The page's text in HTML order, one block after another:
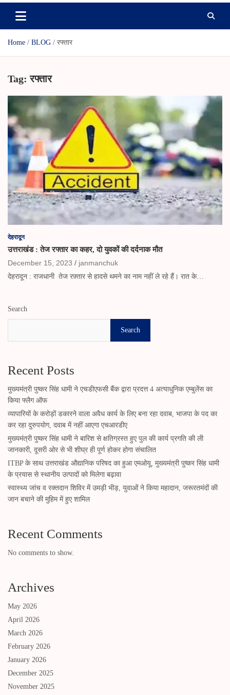
Home BLOG रफ्तार
Tag:रफ्तार
देहरादून
उत्तराखंड : तेज रफ्तार का कहर, दो युवकों की दर्दनाक मौत
December 15, 2023
janmanchuk
देहरादून : राजधानी तेज रफ़्तार से हादसे थमने का नाम नहीं ले रहे हैं। रात के…
Search
Search
Recent Posts
मुख्यमंत्री पुष्कर सिंह धामी ने एचडीएफसी बैंक द्वारा प्रदत्त 4 अत्याधुनिक एम्बुलेंस का
किया फ्लैग ऑफ
व्यापारियों के करोड़ों डकारने वाला अवैध कार्य के लिए बना रहा दवाब, भाजपा के पद का
कर रहा दुरुपयोग, दवाब में नहीं आएगा एचआरडीए
मुख्यमंत्री पुष्कर सिंह धामी ने बारिश से क्षतिग्रस्त हुए पुल की कार्य प्रगति की ली
जानकारी, दूसरी ओर से भी शीघ्र ही पूर्ण होकर होगा संचालित
ITBP के साथ उत्तराखंड औद्यानिक परिषद का हुआ एमओयू, मुख्यमंत्री पुष्कर सिंह धामी
के प्रयास से स्थानीय उत्पादों को मिलेगा बढ़ावा
स्वास्थ्य जांच व रक्तदान शिविर में उमड़ी भीड़, युवाओं ने किया महादान, जरूरतमंदों की
जान बचाने की मुहिम में हुए शामिल
Recent Comments
No comments to show.
Archives
May 2026
April 2026
March 2026
February 2026
January 2026
December 2025
November 2025